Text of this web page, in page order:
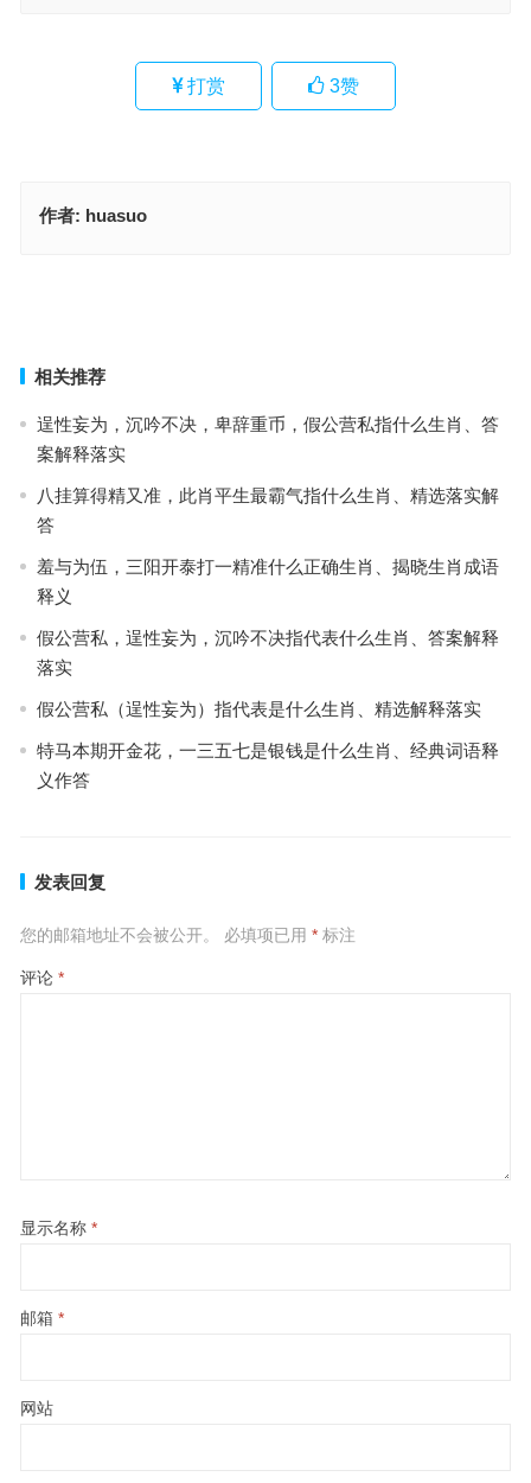
打赏 3赞
作者: huasuo
相关推荐
逞性妄为，沉吟不决，卑辞重币，假公营私指什么生肖、答
案解释落实
八挂算得精又准，此肖平生最霸气指什么生肖、精选落实解
答
羞与为伍，三阳开泰打一精准什么正确生肖、揭晓生肖成语
释义
假公营私，逞性妄为，沉吟不决指代表什么生肖、答案解释
落实
假公营私（逞性妄为）指代表是什么生肖、精选解释落实
特马本期开金花，一三五七是银钱是什么生肖、经典词语释
义作答
发表回复
您的邮箱地址不会被公开。 必填项已用 *标注
评论 *
显示名称 *
邮箱 *
网站